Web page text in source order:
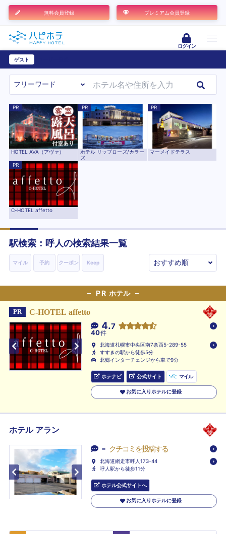
無料会員登録 プレミアム会員登録
ログイン
ゲスト
PR
HOTEL AVA（アヴァ）
PR
ホテル リップローズ/カラー
ズ
PR
マーメイドテラス
PR
C-HOTEL affetto
駅検索： 呼人の検索結果一覧
マイル 予約 クーポン Keep
PR ホテル
PR C-HOTEL affetto
4.7
40件
北海道札幌市中央区南7条西5-289-55
すすきの駅から徒歩5分
北郷インターチェンジから車で9分
ホテナビ 公式サイト マイル
お気に入りホテルに登録
ホテル アラン
- クチコミを投稿する
北海道網走市呼人173-44
呼人駅から徒歩11分
ホテル公式サイトへ
お気に入りホテルに登録